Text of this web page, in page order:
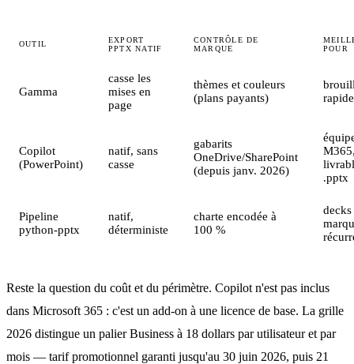
OUTIL
EXPORT
PPTX NATIF
CONTRÔLE DE
MARQUE
POUR
Gamma
casse les
mises en
page
thèmes et couleurs
(plans payants)
rapide
Copilot
(PowerPoint)
natif, sans
casse
gabarits
OneDrive/SharePoint
(depuis janv. 2026)
.pptx
Pipeline
python-pptx
natif,
déterministe
charte encodée à
100 %
decks
Reste la question du coût et du périmètre. Copilot n'est pas inclus
dans Microsoft 365 : c'est un add-on à une licence de base. La grille
2026 distingue un palier Business à 18 dollars par utilisateur et par
mois — tarif promotionnel garanti jusqu'au 30 juin 2026, puis 21